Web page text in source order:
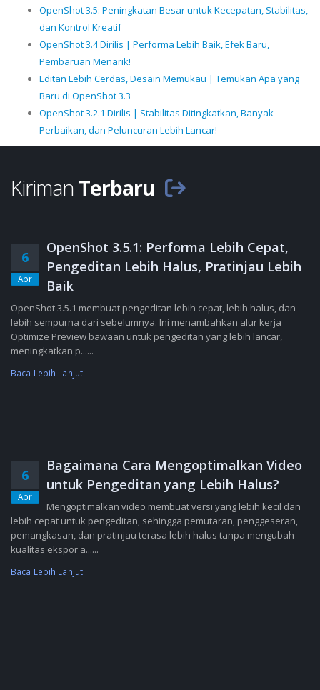
OpenShot 3.5: Peningkatan Besar untuk Kecepatan, Stabilitas,
dan Kontrol Kreatif
OpenShot 3.4 Dirilis | Performa Lebih Baik, Efek Baru,
Pembaruan Menarik!
Editan Lebih Cerdas, Desain Memukau | Temukan Apa yang
Baru di OpenShot 3.3
OpenShot 3.2.1 Dirilis | Stabilitas Ditingkatkan, Banyak
Perbaikan, dan Peluncuran Lebih Lancar!
Kiriman Terbaru
6
Apr
OpenShot 3.5.1: Performa Lebih Cepat,
Pengeditan Lebih Halus, Pratinjau Lebih
Baik
OpenShot 3.5.1 membuat pengeditan lebih cepat, lebih halus, dan
lebih sempurna dari sebelumnya. Ini menambahkan alur kerja
Optimize Preview bawaan untuk pengeditan yang lebih lancar,
meningkatkan p......
Baca Lebih Lanjut
6
Apr
Bagaimana Cara Mengoptimalkan Video
untuk Pengeditan yang Lebih Halus?
Mengoptimalkan video membuat versi yang lebih kecil dan
lebih cepat untuk pengeditan, sehingga pemutaran, penggeseran,
pemangkasan, dan pratinjau terasa lebih halus tanpa mengubah
kualitas ekspor a......
Baca Lebih Lanjut